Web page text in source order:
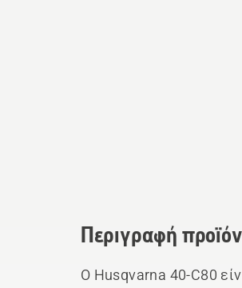
Περιγραφή
Ο Husqvarna 40-C80